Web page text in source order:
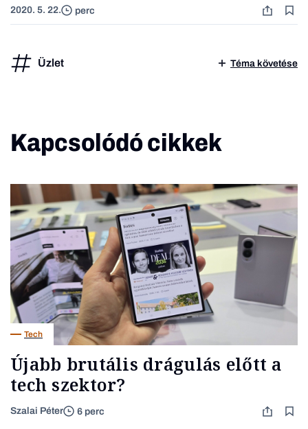
2020. 5. 22. perc
Üzlet Téma követése
Kapcsolódó cikkek
Tech
Újabb brutális drágulás előtt a
tech szektor?
Szalai Péter 6 perc